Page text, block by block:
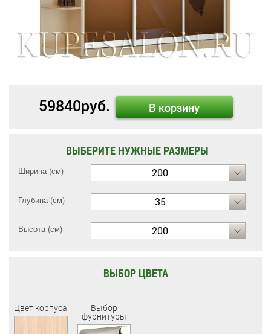
59840руб. В корзину
ВЫБЕРИТЕ НУЖНЫЕ РАЗМЕРЫ
Ширина (см) 200
Глубина (см) 35
Высота (см) 200
ВЫБОР ЦВЕТА
Цвет корпуса Выбор
фурнитуры